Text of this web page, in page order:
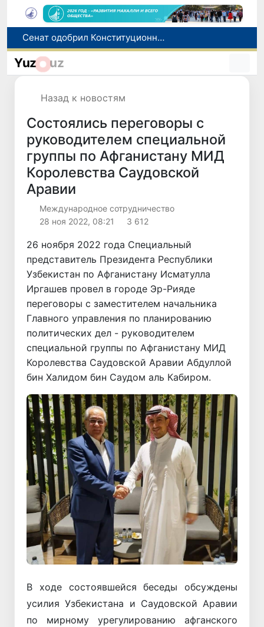
В Ташкенте задержали подозреваемых в распространении крупной партии наркотиков
В Узбекистане упростят назначение пенсий по инвалидности
Yuz uz
Назад к новостям
Состоялись переговоры с
руководителем специальной
группы по Афганистану МИД
Королевства Саудовской
Аравии
Международное сотрудничество
28 ноя 2022, 08:21
3 612
26 ноября 2022 года Специальный
представитель Президента Республики
Узбекистан по Афганистану Исматулла
Иргашев провел в городе Эр-Рияде
переговоры с заместителем начальника
Главного управления по планированию
политических дел - руководителем
специальной группы по Афганистану МИД
Королевства Саудовской Аравии Абдуллой
бин Халидом бин Саудом аль Кабиром.
В ходе состоявшейся беседы обсуждены
усилия Узбекистана и Саудовской Аравии
по мирному урегулированию афганского